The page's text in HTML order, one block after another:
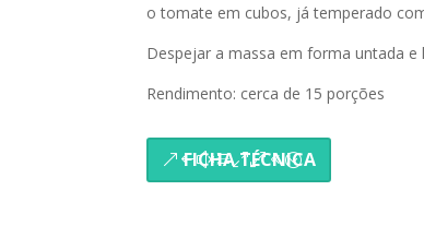
o tomate em cubos, já temperado
Despejar a massa em forma untada
Rendimento: cerca de 15 porções
FICHA TÉCNICA